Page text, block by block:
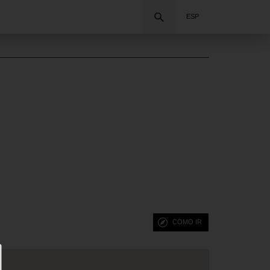
ESP
COMO IR